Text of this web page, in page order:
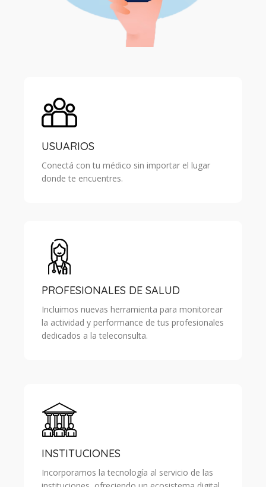
USUARIOS
Conectá con tu médico sin importar el lugar
donde te encuentres.
PROFESIONALES DE SALUD
Incluimos nuevas herramienta para monitorear
la actividad y performance de tus profesionales
dedicados a la teleconsulta.
INSTITUCIONES
Incorporamos la tecnología al servicio de las